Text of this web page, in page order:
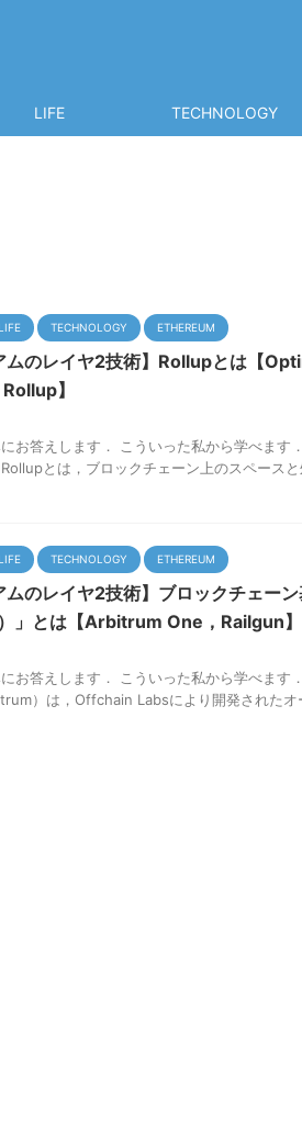
LIFE TECHNOLOGY
LIFE TECHNOLOGY ETHEREUM
ムのレイヤ2技術】Rollupとは【
】
お答えします． こういった私から学べま
とは，ブロックチェーン上のスペース
LIFE TECHNOLOGY ETHEREUM
ムのレイヤ2技術】ブロックチェー
」とは【Arbitrum One，Railgun】
お答えします． こういった私から学べま
）は，Offchain Labsにより開発された